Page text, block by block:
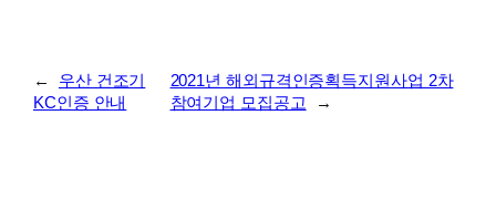
←
우산 건조기
KC인증 안내
2021년 해외규격인증획득지원사업 2차
참여기업 모집공고
→